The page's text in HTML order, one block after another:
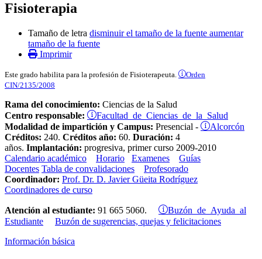
Fisioterapia
Tamaño de letra disminuir el tamaño de la fuente aumentar
tamaño de la fuente
Imprimir
Este grado habilita para la profesión de Fisioterapeuta.
Orden
CIN/2135/2008
Rama del conocimiento: Ciencias de la Salud
Centro responsable:
Facultad de Ciencias de la Salud
Modalidad de impartición y Campus: Presencial - Alcorcón
Créditos: 240. Créditos año: 60. Duración: 4
años. Implantación: progresiva, primer curso 2009-2010
Calendario académico
Horario Examenes
Guías
Docentes Tabla de convalidaciones
Profesorado
Coordinador: Prof. Dr. D. Javier Güeita Rodríguez
Coordinadores de curso
Atención al estudiante: 91 665 5060.
Buzón de Ayuda al
Estudiante
Buzón de sugerencias, quejas y felicitaciones
Información básica